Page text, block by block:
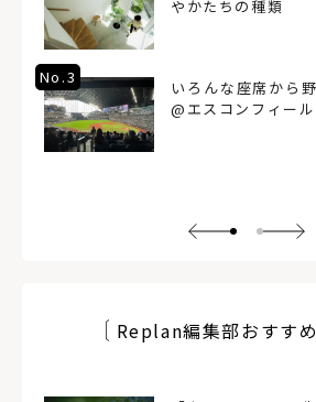
やかたちの種類
No.3
いろんな座席から
@エスコンフィー
Replan編集部おすす